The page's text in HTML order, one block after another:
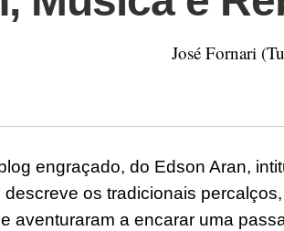
José Fornari
engraçado, do Edson Aran,
descreve os tradicionais percalços,
aventuraram a encarar uma